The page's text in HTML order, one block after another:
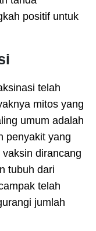
positif untuk
telah
mitos yang
umum adalah
penyakit yang
dirancang
tubuh dari
telah
jumlah